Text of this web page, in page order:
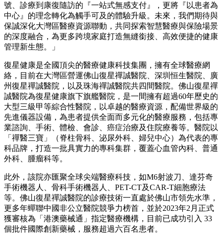
號、診療到康復隨訪的『一站式無感支付』，更將『以患者為
中心』的理念轉化為觸手可及的體驗升級。未來，我們期待與
保誠深化大灣區醫療資源聯動，共同探索智慧醫療與保險場景
的深度融合，為更多跨境家庭打造無縫銜接、高效便捷的健康
管理新生態。」
復星健康是全國頂尖的醫療健康科技集團，擁有全球醫療網
絡，目前在大灣區營運佛山復星禪誠醫院、深圳恒生醫院、廣
州復星禪誠醫院，以及珠海禪誠醫院共四間醫院。佛山復星禪
誠醫院為復星健康旗下旗艦醫院，是一間擁有超過60年歷史的
大型三級甲等綜合性醫院，以卓越的醫療資源，配備世界級的
先進儀器設備，為患者提供全面而多元化的醫療服務，包括專
業諮詢、手術、體檢、會診、癌症治療及住院療養等。醫院以
「禪醫三寶」（脊柱骨科、泌尿外科、婦兒中心）為代表的專
科品牌，打造一批具實力的專科集群，覆蓋心血管內科、普通
外科、腫瘤科等。
此外，該院亦匯聚全球尖端醫療科技，如M6射波刀、達芬奇
手術機器人、骨科手術機器人、PET-CT及CAR-T細胞療法
等。佛山復星禪誠醫院的診療技術一直處於佛山市領先水準，
更多年蟬聯中國非公立醫院競爭力榜首，並於2023年2月正式
獲審核為「港澳藥械通」指定醫療機構，目前已成功引入 33
個批件國際創新藥械，服務超過六百名患者。